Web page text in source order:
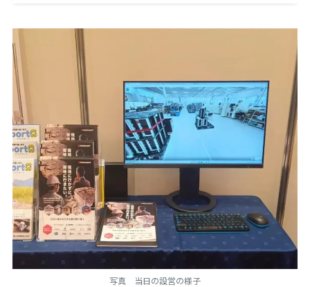
写真 当日の設営の様子